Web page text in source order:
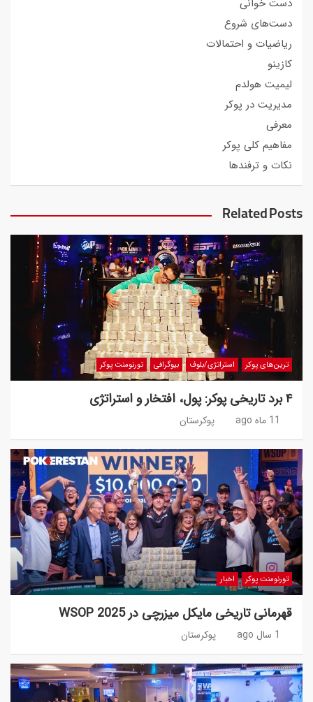
دست خوانی
دست‌های شروع
ریاضیات و احتمالات
کازینو
لیمیت هولدم
مدیریت در پوکر
معرفی
مفاهیم کلی پوکر
نکات و ترفندها
Related Posts
ترین‌های پوکر استراتژی/بلوف بیوگرافی تورنومنت پوکر
۴ برد تاریخی پوکر: پول، افتخار و استراتژی
11 ماه ago پوکرستان
تورنومنت پوکر اخبار
قهرمانی تاریخی مایکل میزرچی در WSOP 2025
1 سال ago پوکرستان